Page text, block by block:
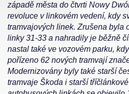
západě města do čtvrti Nowy
revoluce v linkovém vedení, kdy
tramvajových linek. Zrušena byla
linky 31-33 a nahradily je běžně
nastal také ve vozovém parku,
pořízeno 62 nových tramvají
Modernizovány byly také starší
tramvaje Škoda i starší